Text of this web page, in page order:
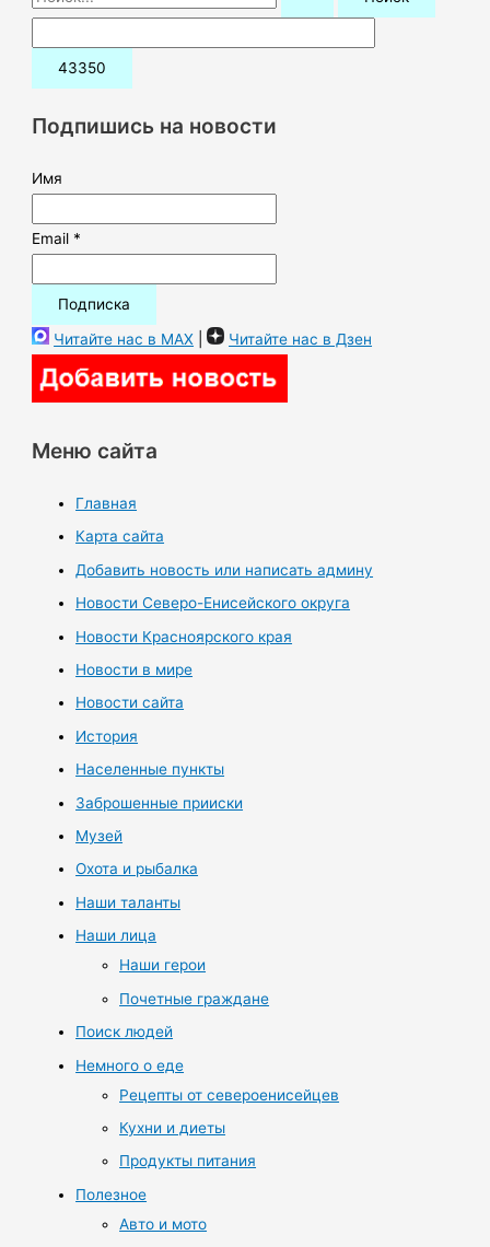
о
и
:Подпишись на новости
Имя
Email *
Читайте нас в MAX | Читайте нас в Дзен
Меню сайта
Главная
Карта сайта
Добавить новость или написать админу
Новости Северо-Енисейского округа
Новости Красноярского края
Новости в мире
Новости сайта
История
Населенные пункты
Заброшенные прииски
Музей
Охота и рыбалка
Наши таланты
Наши лица
Наши герои
Почетные граждане
Поиск людей
Немного о еде
Рецепты от североенисейцев
Кухни и диеты
Продукты питания
Полезное
Авто и мото